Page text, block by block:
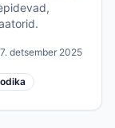
detsember 2025